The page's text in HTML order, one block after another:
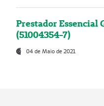
Prestador Essencial
(51004354-7)
04 de Maio de 2021